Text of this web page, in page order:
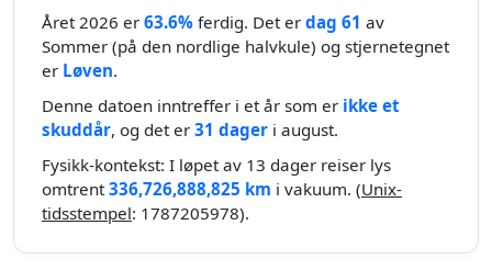
Året 2026 er 63.6% ferdig. Det er dag 61 av
Sommer (på den nordlige halvkule) og stjernetegnet
er Løven.
Denne datoen inntreffer i et år som er ikke et
skuddår, og det er 31 dager i august.
Fysikk-kontekst: I løpet av 13 dager reiser lys
omtrent336,726,888,825 km i vakuum. (Unix-
tidsstempel: 1787205978).